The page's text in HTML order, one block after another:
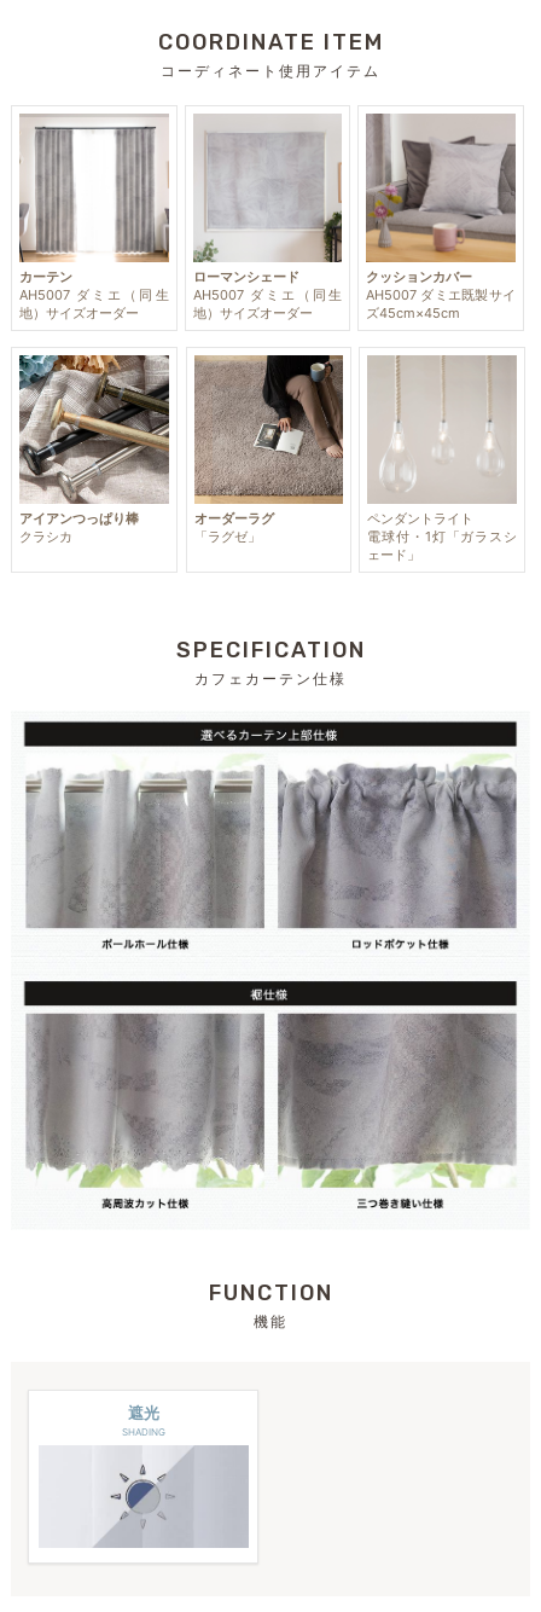
COORDINATE ITEM
コーディネート使用アイテム
カーテン
AH5007 ダミエ（同生
地）サイズオーダー
ローマンシェード
AH5007 ダミエ（同生
地）サイズオーダー
クッションカバー
AH5007 ダミエ既製サイ
ズ45cm×45cm
アイアンつっぱり棒
クラシカ
オーダーラグ
「ラグゼ」
ペンダントライト
電球付・1灯「ガラスシ
ェード」
SPECIFICATION
カフェカーテン仕様
FUNCTION
機能
遮光
SHADING